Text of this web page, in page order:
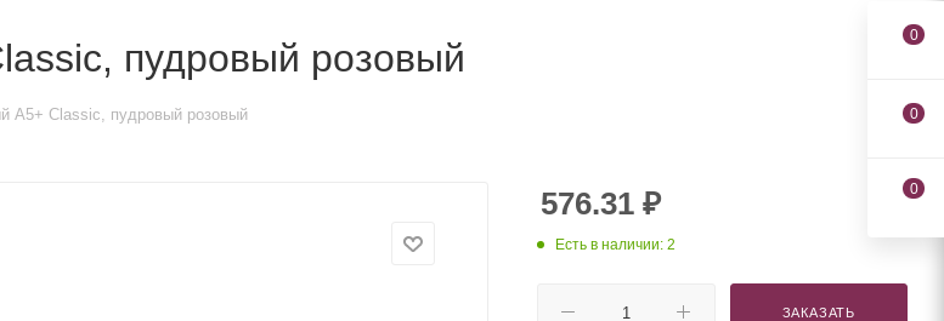
пудровый розовый
А5+ Classic, пудровый розовый
576.31 ₽
Есть в наличии: 2
ЗАКАЗАТЬ
0
0
0